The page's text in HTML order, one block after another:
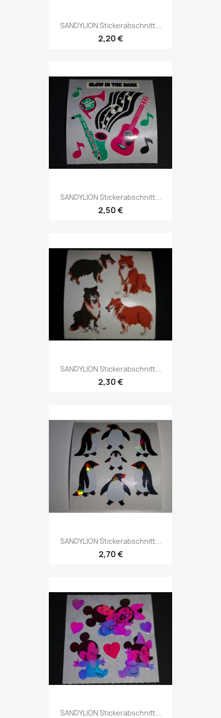
SANDYLION Stickerabschnitt...
2,20 €
SANDYLION Stickerabschnitt...
2,50 €
SANDYLION Stickerabschnitt...
2,30 €
SANDYLION Stickerabschnitt...
2,70 €
SANDYLION Stickerabschnitt...